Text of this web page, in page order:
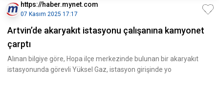
https://haber.mynet.com
07 Kasım 2025 17:17
Artvin’de akaryakıt istasyonu çalışanına kamyonet
çarptı
Alınan bilgiye göre, Hopa ilçe merkezinde bulunan bir akaryakıt
istasyonunda görevli Yüksel Gaz, istasyon girişinde yo